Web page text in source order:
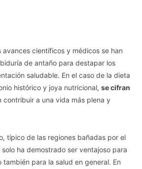
avances científicos y médicos se han
de antaño para destapar los
saludable. En el caso de la dieta
histórico y joya nutricional, se cifran
contribuir a una vida más plena y
típico de las regiones bañadas por el
ha demostrado ser ventajoso para
también para la salud en general. En